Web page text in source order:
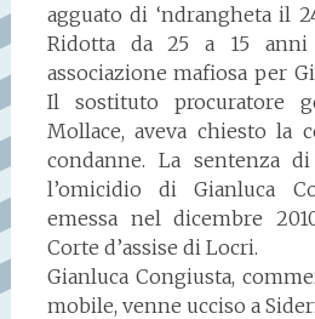
agguato di ‘ndrangheta il
Ridotta da 25 a 15
associazione mafiosa per
Il sostituto procuratore
Mollace, aveva chiesto la
condanne. La sentenza
l’omicidio di Gianluca
emessa nel dicembre
Corte d’assise di Locri.
Gianluca Congiusta,
mobile, venne ucciso a